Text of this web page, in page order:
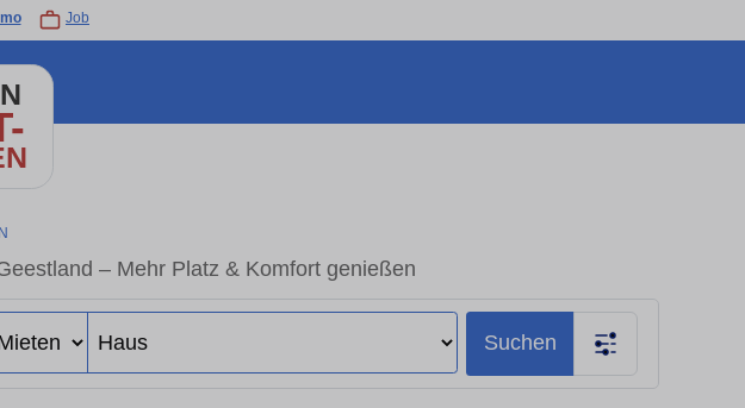
Job
– Mehr Platz & Komfort genießen
Suchen